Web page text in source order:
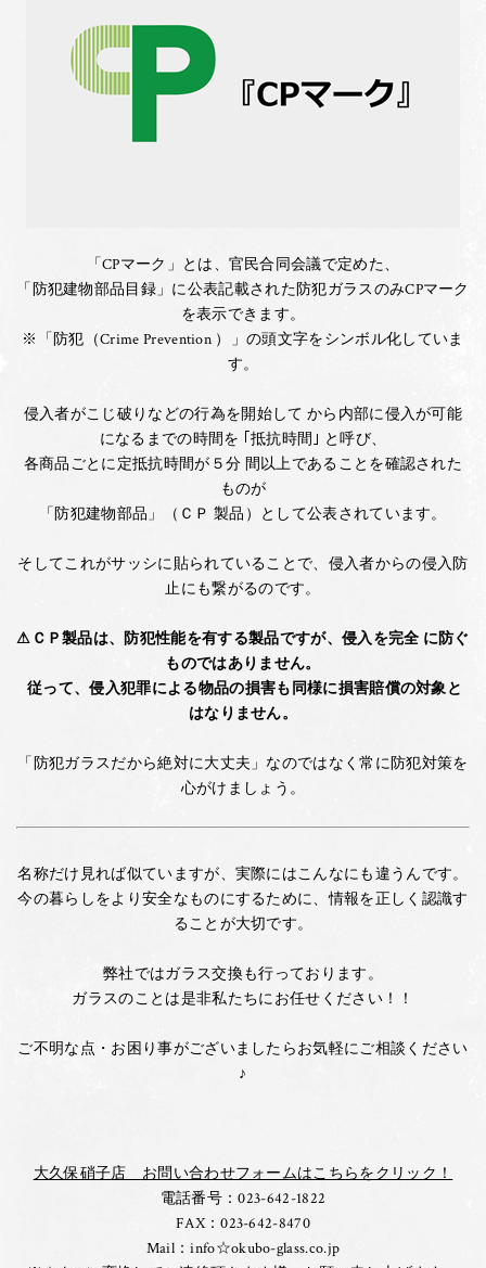
「CPマーク」とは、官民合同会議で定めた、
「防犯建物部品目録」に公表記載された防犯ガラスのみCPマーク
を表示できます。
※「防犯（Crime Prevention ）」の頭文字をシンボル化していま
す。
侵入者がこじ破りなどの行為を開始して から内部に侵入が可能
になるまでの時間を ｢抵抗時間｣ と呼び、
各商品ごとに定抵抗時間が５分 間以上であることを確認された
ものが
「防犯建物部品」（ＣＰ 製品）として公表されています。
そしてこれがサッシに貼られていることで、侵入者からの侵入防
止にも繋がるのです。
⚠ＣＰ製品は、防犯性能を有する製品ですが、侵入を完全 に防ぐ
ものではありません。
従って、侵入犯罪による物品の損害も同様に損害賠償の対象と
はなりません。
「防犯ガラスだから絶対に大丈夫」なのではなく常に防犯対策を
心がけましょう。
名称だけ見れば似ていますが、実際にはこんなにも違うんです。
今の暮らしをより安全なものにするために、情報を正しく認識す
ることが大切です。
弊社ではガラス交換も行っております。
ガラスのことは是非私たちにお任せください！！
ご不明な点・お困り事がございましたらお気軽にご相談ください
♪
大久保硝子店 お問い合わせフォームはこちらをクリック！
電話番号：023-642-1822
FAX：023-642-8470
Mail：info☆okubo-glass.co.jp